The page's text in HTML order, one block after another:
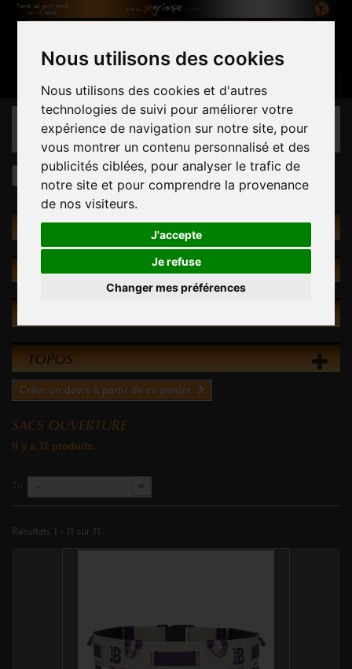
Nous utilisons des cookies
Nous utilisons des cookies et d'autres
technologies de suivi pour améliorer votre
expérience de navigation sur notre site, pour
vous montrer un contenu personnalisé et des
publicités ciblées, pour analyser le trafic de
notre site et pour comprendre la provenance
de nos visiteurs.
J'accepte
Je refuse
Changer mes préférences
Panier (vide)
CATÉGORIES
Outillage Sacs ouverture
PROMOTIONS
NOUVEAUX PRODUITS
TOPOS
Créer un devis à partir de ce panier
SACS OUVERTURE
Il y a 11 produits.
Tri --
Résultats 1 - 11 sur 11.